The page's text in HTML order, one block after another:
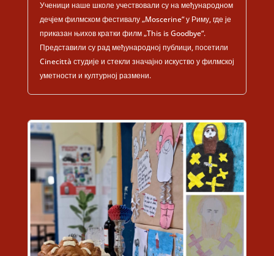
Ученици наше школе учествовали су на међународном
дечјем филмском фестивалу „Moscerine“ у Риму, где је
приказан њихов кратки филм „This is Goodbye“.
Представили су рад међународној публици, посетили
Cinecittà студије и стекли значајно искуство у филмској
уметности и културној размени.